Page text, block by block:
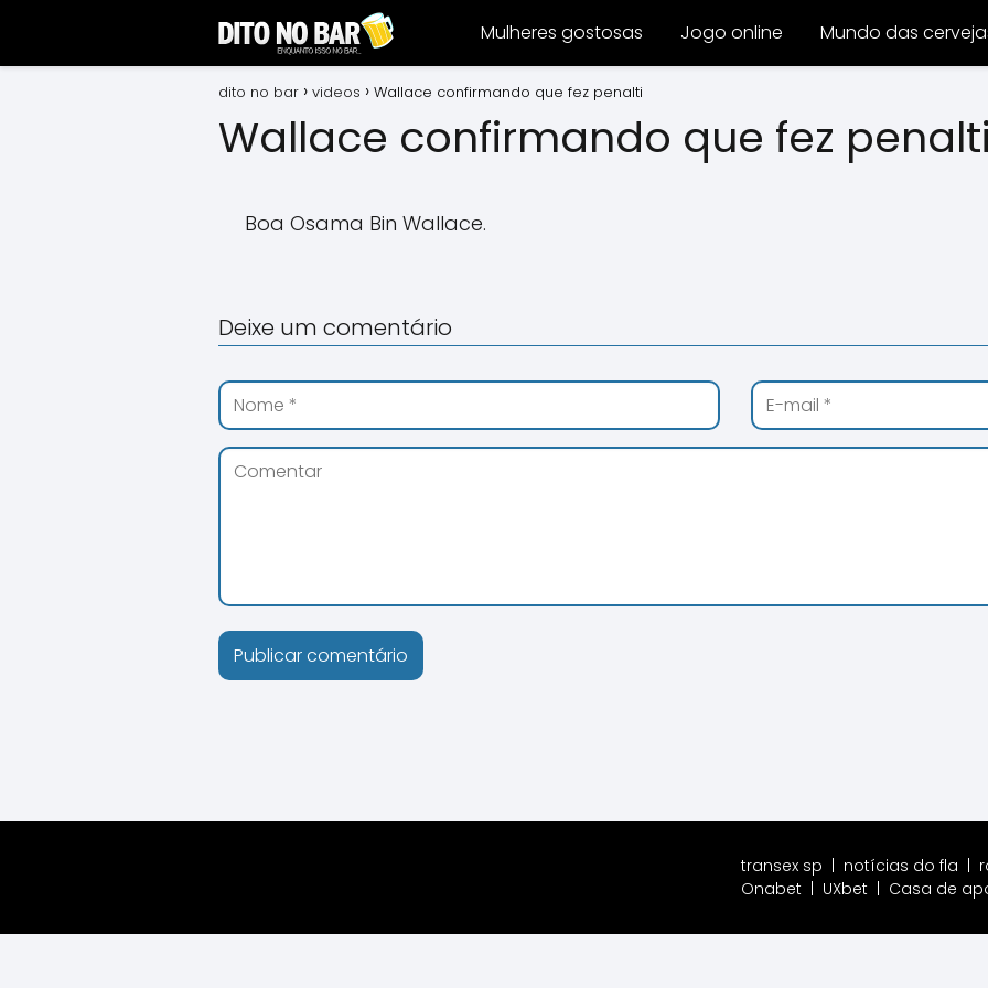
Mulheres gostosas Jogo online Mundo das
dito no bar videos Wallace confirmando que fez penalti
Wallace confirmando que fez penalti
Boa Osama Bin Wallace.
Deixe um comentário
transex sp notícias do fla
Onabet
UXbet Casa de